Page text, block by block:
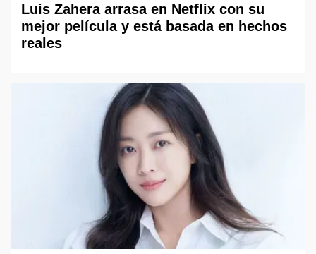
Luis Zahera arrasa en Netflix con su
mejor película y está basada en hechos
reales